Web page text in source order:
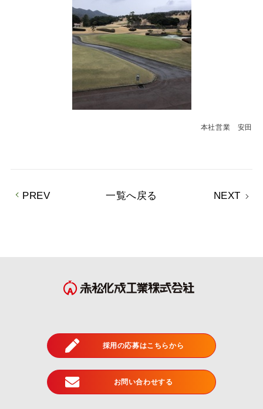
本社営業 安田
PREV 一覧へ戻る NEXT
採用の応募はこちらから
お問い合わせする